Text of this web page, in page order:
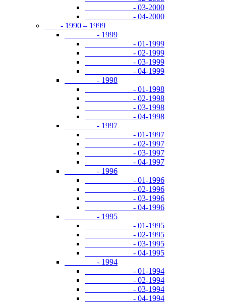
- 03-2000
- 04-2000
- 1990 – 1999
- 1999
- 01-1999
- 02-1999
- 03-1999
- 04-1999
- 1998
- 01-1998
- 02-1998
- 03-1998
- 04-1998
- 1997
- 01-1997
- 02-1997
- 03-1997
- 04-1997
- 1996
- 01-1996
- 02-1996
- 03-1996
- 04-1996
- 1995
- 01-1995
- 02-1995
- 03-1995
- 04-1995
- 1994
- 01-1994
- 02-1994
- 03-1994
- 04-1994